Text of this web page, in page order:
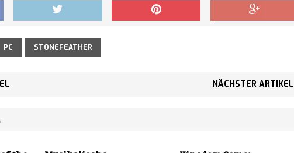
08/2026 ] Overcooked! feiert 10-jähriges Jubiläum und knackt
[ 06/08/2026 ] Pokémon Pokopia: Erster DLC „Blubbmeeria“ und Update
PC STONEFEATHER
NÄCHSTER ARTIKEL